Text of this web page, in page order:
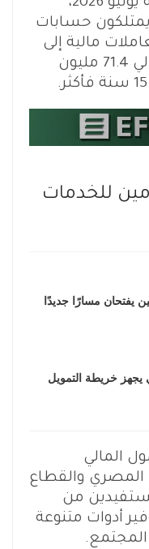
حسابات
مالية إلى
56.4 مليون مواطن من إجمالي 71.4 مليون
للخدمات
يفتحان مسارًا جديدًا
يجهز خريطة التمويل
المالي
المصري والقطاع
من
أدوات متنوعة
المجتمع.